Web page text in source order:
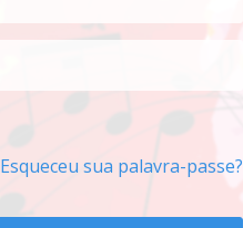
Esqueceu sua palavra-passe?